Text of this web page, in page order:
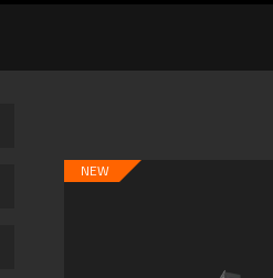
NEW